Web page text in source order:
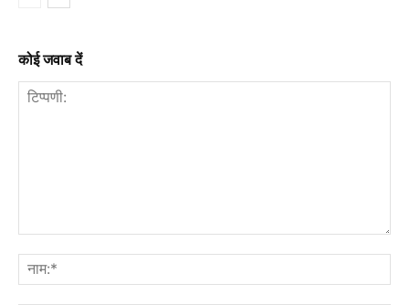
कोई जवाब दें